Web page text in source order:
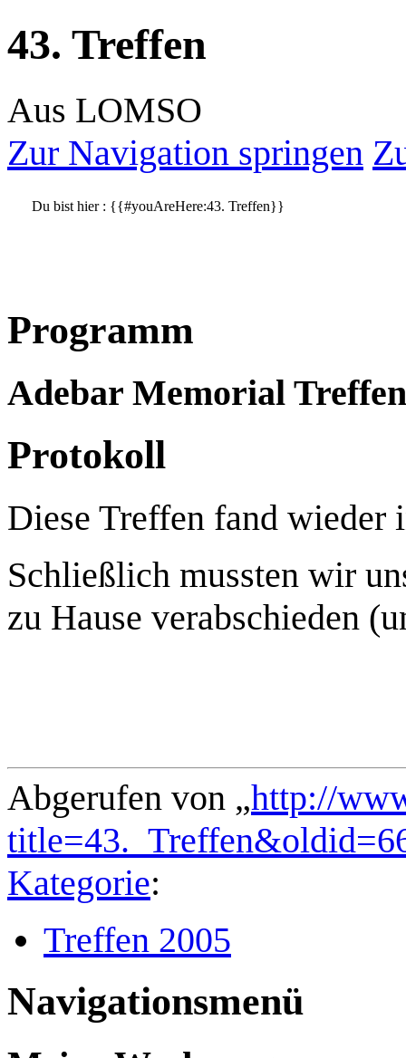
43. Treffen
Aus LOMSO
Zur Navigation springen
Du bist hier : {{#youAreHere:43. Treffen}}
Programm
Adebar Memorial Treffen
Protokoll
Diese Treffen fand wieder
Schließlich mussten wir
zu Hause verabschieden
Abgerufen von „http://
Kategorie:
Treffen 2005
Navigationsmenü